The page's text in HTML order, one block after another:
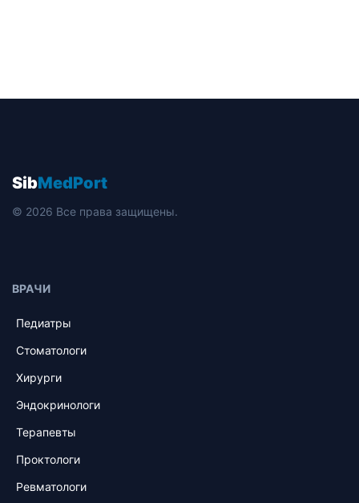
SibMedPort
© 2026 Все права защищены.
ВРАЧИ
Педиатры
Стоматологи
Хирурги
Эндокринологи
Терапевты
Проктологи
Ревматологи